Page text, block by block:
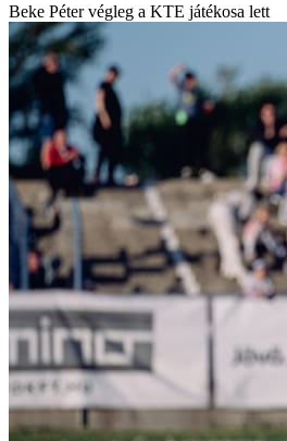
Beke Péter végleg a KTE játékosa lett